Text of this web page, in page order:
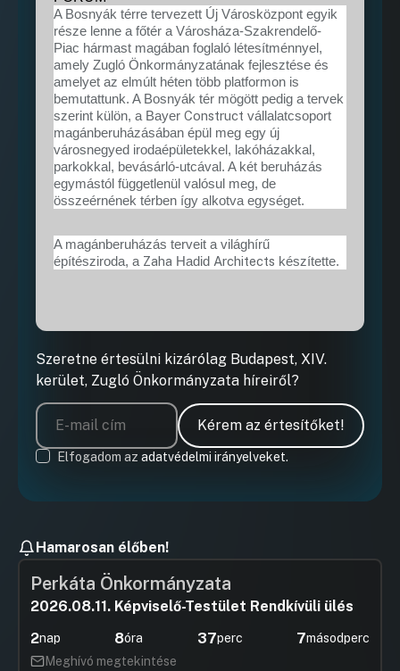
A Bosnyák térre tervezett Új Városközpont egyik
része lenne a főtér a Városháza-Szakrendelő-
Piac hármast magában foglaló létesítménnyel,
amely Zugló Önkormányzatának fejlesztése és
amelyet az elmúlt héten több platformon is
bemutattunk. A Bosnyák tér mögött pedig a tervek
szerint külön, a Bayer Construct vállalatcsoport
magánberuházásában épül meg egy új
városnegyed irodaépületekkel, lakóházakkal,
parkokkal, bevásárló-utcával. A két beruházás
egymástól függetlenül valósul meg, de
összeérnének térben így alkotva egységet.
A magánberuházás terveit a világhírű
építésziroda, a Zaha Hadid Architects készítette.
Szeretne értesülni kizárólag Budapest, XIV.
kerület, Zugló Önkormányzata híreiről?
Kérem az értesítőket!
Elfogadom az adatvédelmi irányelveket.
Hamarosan élőben!
Perkáta Önkormányzata
2026.08.11. Képviselő-Testület Rendkívüli ülés
2nap 8óra 37perc 7másodperc
Meghívó megtekintése